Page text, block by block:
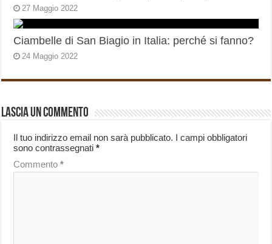
27 Maggio 2022
Ciambelle di San Biagio in Italia: perché si fanno?
24 Maggio 2022
Lascia un commento
Il tuo indirizzo email non sarà pubblicato. I campi obbligatori
sono contrassegnati*
Commento*